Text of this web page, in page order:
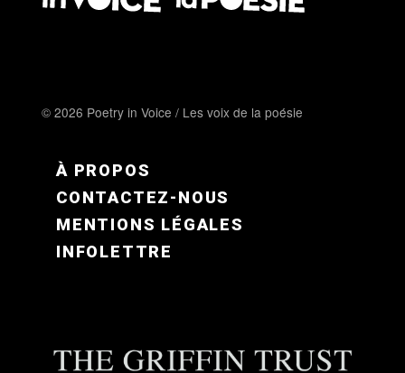
© 2026 Poetry in Voice / Les voix de la poésie
FOOTER MENU FR
À PROPOS
CONTACTEZ-NOUS
MENTIONS LÉGALES
INFOLETTRE